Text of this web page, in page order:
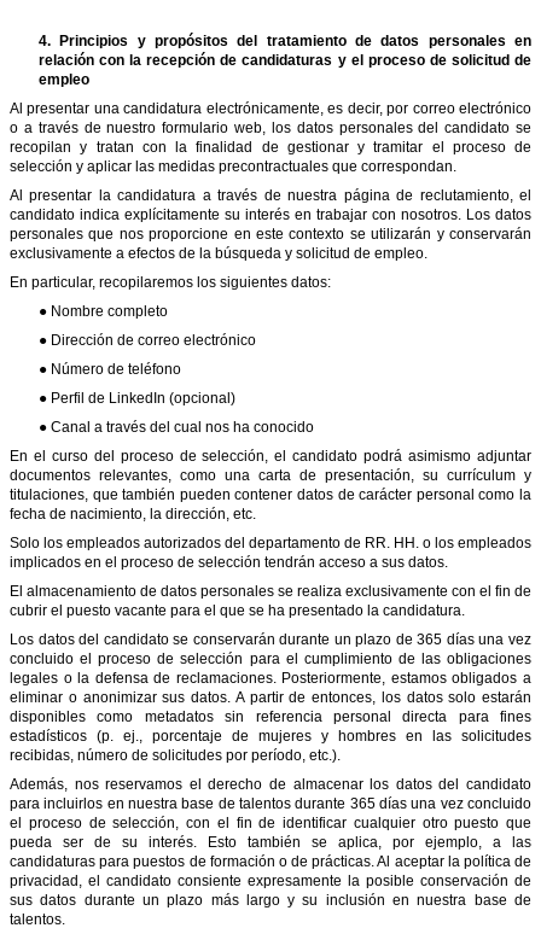
4.Principios y propósitos del tratamiento de datos personales en
relación con la recepción de candidaturas y el proceso de solicitud de
empleo
Al presentar una candidatura electrónicamente, es decir, por correo electrónico
o a través de nuestro formulario web, los datos personales del candidato se
recopilan y tratan con la finalidad de gestionar y tramitar el proceso de
selección y aplicar las medidas precontractuales que correspondan.
Al presentar la candidatura a través de nuestra página de reclutamiento, el
candidato indica explícitamente su interés en trabajar con nosotros. Los datos
personales que nos proporcione en este contexto se utilizarán y conservarán
exclusivamente a efectos de la búsqueda y solicitud de empleo.
En particular, recopilaremos los siguientes datos:
● Nombre completo
● Dirección de correo electrónico
● Número de teléfono
● Perfil de LinkedIn (opcional)
● Canal a través del cual nos ha conocido
En el curso del proceso de selección, el candidato podrá asimismo adjuntar
documentos relevantes, como una carta de presentación, su currículum y
titulaciones, que también pueden contener datos de carácter personal como la
fecha de nacimiento, la dirección, etc.
Solo los empleados autorizados del departamento de RR. HH. o los empleados
implicados en el proceso de selección tendrán acceso a sus datos.
El almacenamiento de datos personales se realiza exclusivamente con el fin de
cubrir el puesto vacante para el que se ha presentado la candidatura.
Los datos del candidato se conservarán durante un plazo de 365 días una vez
concluido el proceso de selección para el cumplimiento de las obligaciones
legales o la defensa de reclamaciones. Posteriormente, estamos obligados a
eliminar o anonimizar sus datos. A partir de entonces, los datos solo estarán
disponibles como metadatos sin referencia personal directa para fines
estadísticos (p. ej., porcentaje de mujeres y hombres en las solicitudes
recibidas, número de solicitudes por período, etc.).
Además, nos reservamos el derecho de almacenar los datos del candidato
para incluirlos en nuestra base de talentos durante 365 días una vez concluido
el proceso de selección, con el fin de identificar cualquier otro puesto que
pueda ser de su interés. Esto también se aplica, por ejemplo, a las
candidaturas para puestos de formación o de prácticas. Al aceptar la política de
privacidad, el candidato consiente expresamente la posible conservación de
sus datos durante un plazo más largo y su inclusión en nuestra base de
talentos.